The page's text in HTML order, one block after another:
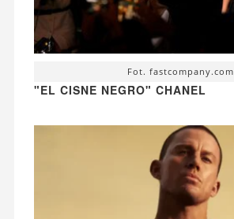
Fot. fastcompany.com
"EL CISNE NEGRO" CHANEL